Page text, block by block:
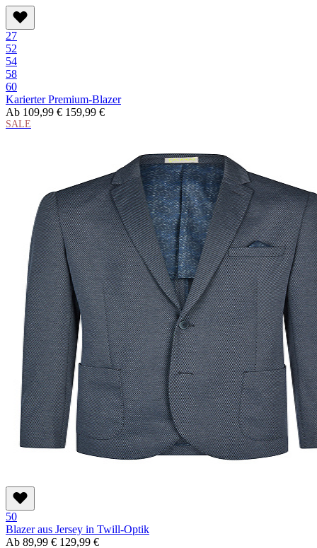
27
52
54
58
60
Karierter Premium-Blazer
Ab 109,99 € 159,99 €
SALE
50
Blazer aus Jersey in Twill-Optik
Ab 89,99 € 129,99 €